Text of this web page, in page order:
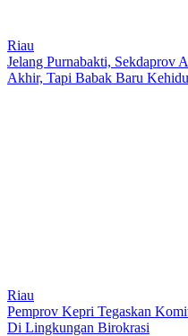
Riau
Jelang Purnabakti, Sekdaprov
Akhir, Tapi Babak Baru
Riau
Pemprov Kepri Tegaskan
Di Lingkungan Birokrasi